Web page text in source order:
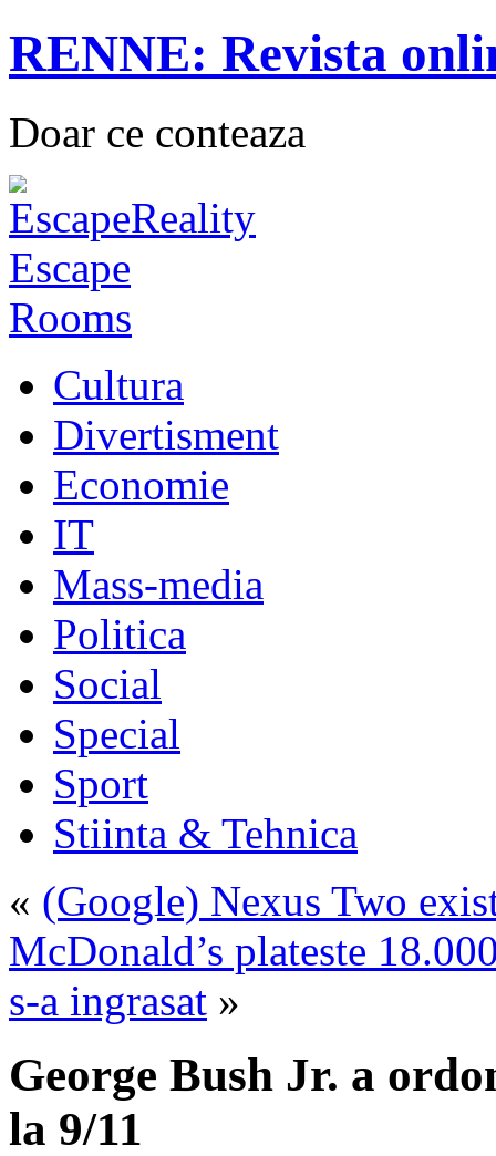
RENNE: Revista
Doar ce conteaza
Cultura
Divertisment
Economie
IT
Mass-media
Politica
Social
Special
Sport
Stiinta & Tehnica
« (Google) Nexus Two
McDonald’s plateste
s-a ingrasat »
George Bush Jr. a
la 9/11